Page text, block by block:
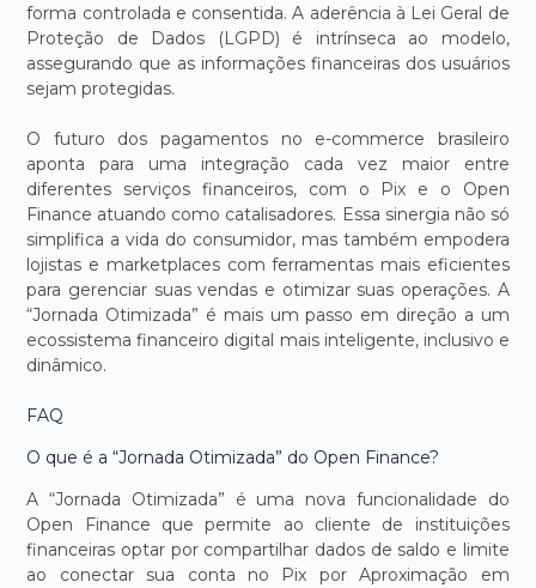
forma controlada e consentida. A aderência à Lei Geral de
Proteção de Dados (LGPD) é intrínseca ao modelo,
assegurando que as informações financeiras dos usuários
sejam protegidas.
O futuro dos pagamentos no e-commerce brasileiro
aponta para uma integração cada vez maior entre
diferentes serviços financeiros, com o Pix e o Open
Finance atuando como catalisadores. Essa sinergia não só
simplifica a vida do consumidor, mas também empodera
lojistas e marketplaces com ferramentas mais eficientes
para gerenciar suas vendas e otimizar suas operações. A
“Jornada Otimizada” é mais um passo em direção a um
ecossistema financeiro digital mais inteligente, inclusivo e
dinâmico.
FAQ
O que é a “Jornada Otimizada” do Open Finance?
A “Jornada Otimizada” é uma nova funcionalidade do
Open Finance que permite ao cliente de instituições
financeiras optar por compartilhar dados de saldo e limite
ao conectar sua conta no Pix por Aproximação em